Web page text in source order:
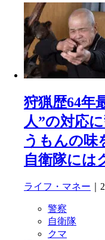
狩猟歴64年
人”の対応
うもんの味
自衛隊には
ライフ・マネー
警察
自衛隊
クマ